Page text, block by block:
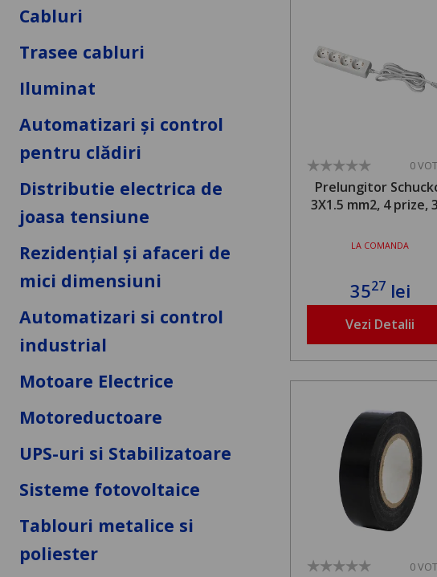
Cabluri
Trasee cabluri
Iluminat
Automatizari și control
pentru clădiri
Distributie electrica de
joasa tensiune
Rezidențial și afaceri de
mici dimensiuni
Automatizari si control
industrial
Motoare Electrice
Motoreductoare
UPS-uri si Stabilizatoare
Sisteme fotovoltaice
Tablouri metalice si
poliester
0
Prelungitor
3X1.5 mm2, 4 prize,
LA COMANDA
3527lei
Vezi Detalii
0